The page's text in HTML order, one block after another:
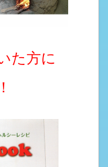
た方に